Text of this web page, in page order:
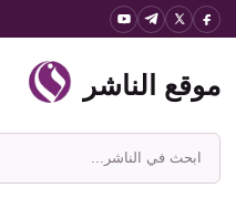
انتقل
المحتوى
موقع الناشر
ابحث
في